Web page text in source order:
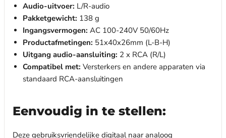
Audio-uitvoer: L/R-audio
Pakketgewicht: 138 g
Ingangsvermogen: AC 100-240V 50/60Hz
Productafmetingen: 51x40x26mm (L-B-H)
Uitgang audio-aansluiting: 2 x RCA (R/L)
Compatibel met: Versterkers en andere apparaten via
standaard RCA-aansluitingen
Eenvoudig in te stellen:
Deze gebruiksvriendelijke digitaal naar analoog